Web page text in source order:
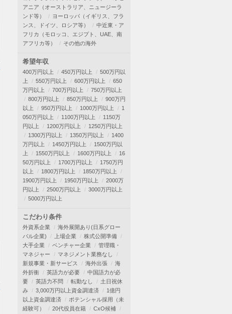
アニア（オーストラリア、ニュージーラ
ンド等）
ヨーロッパ（イギリス、フラ
ンス、ドイツ、ロシア等）
中近東・ア
フリカ（モロッコ、エジプト、UAE、南
アフリカ等）
その他の海外
希望年収
400万円以上 450万円以上
500万円以
上
550万円以上 600万円以上
650
万円以上
700万円以上
750万円以上
800万円以上
850万円以上
900万円
以上
950万円以上 1000万円以上
1
050万円以上
1100万円以上
1150万
円以上
1200万円以上
1250万円以上
1300万円以上
1350万円以上
1400
万円以上
1450万円以上
1500万円以
上
1550万円以上 1600万円以上
16
50万円以上
1700万円以上
1750万円
以上
1800万円以上
1850万円以上
1900万円以上
1950万円以上
2000万
円以上
2500万円以上
3000万円以上
5000万円以上
こだわり条件
外資系企業
海外展開あり(日系グロー
バル企業)
上場企業
株式公開準備
大手企業
ベンチャー企業
管理職・
マネジャー
マネジメント業務なし
新規事業・新サービス
海外出張
海
外折衝
英語力が必要
中国語力が必
要
英語力不問 転勤なし
土日祝休
み
3,000万円以上資金調達済
1億円
以上資金調達済
ポテンシャル採用（未
経験可）
20代役員在籍
CxO候補